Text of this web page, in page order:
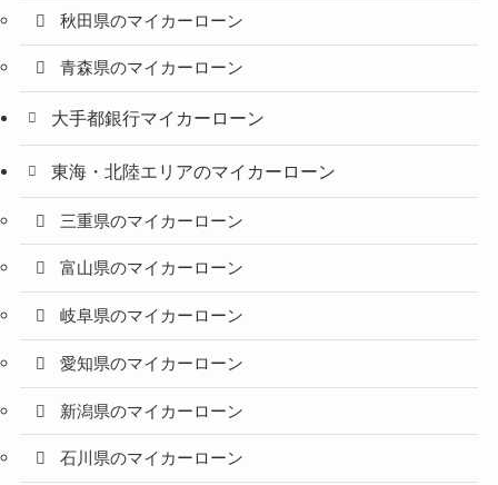
秋田県のマイカーローン
青森県のマイカーローン
大手都銀行マイカーローン
東海・北陸エリアのマイカーローン
三重県のマイカーローン
富山県のマイカーローン
岐阜県のマイカーローン
愛知県のマイカーローン
新潟県のマイカーローン
石川県のマイカーローン